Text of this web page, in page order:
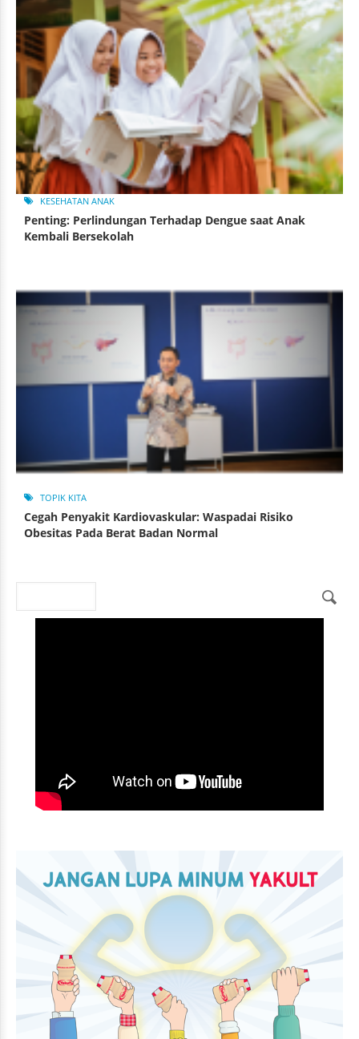
KESEHATAN ANAK
Penting: Perlindungan Terhadap Dengue saat Anak
Kembali Bersekolah
TOPIK KITA
Cegah Penyakit Kardiovaskular: Waspadai Risiko
Obesitas Pada Berat Badan Normal
Search form